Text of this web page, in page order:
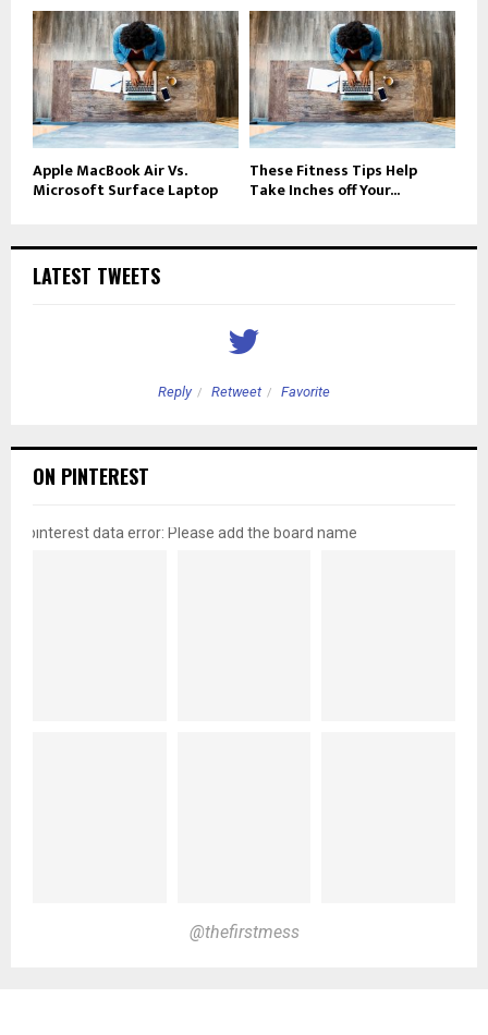
Apple MacBook Air Vs.
Microsoft Surface Laptop
These Fitness Tips Help
Take Inches off Your...
LATEST TWEETS
Reply Retweet Favorite
ON PINTEREST
pinterest data error: Please add the board name
@thefirstmess